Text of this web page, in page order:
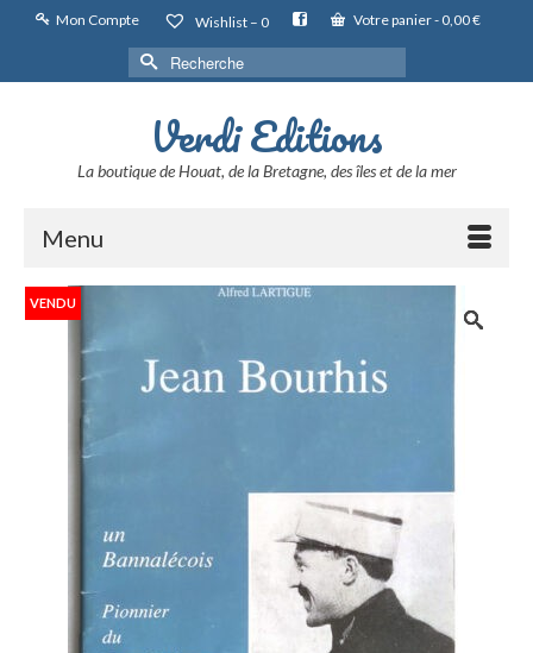
Mon Compte Wishlist – 0 Votre panier- 0,00€
Rechercher :
Verdi Editions
La boutique de Houat, de la Bretagne, des îles et de la mer
Menu
VENDU